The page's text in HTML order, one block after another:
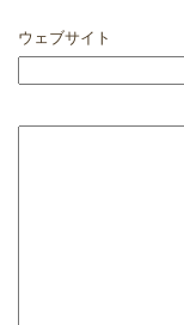
ウェブサイト